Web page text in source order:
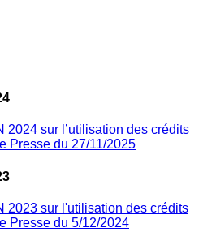
2024 sur l’utilisation des crédits
Presse du 27/11/2025
2023 sur l'utilisation des crédits
Presse du 5/12/2024